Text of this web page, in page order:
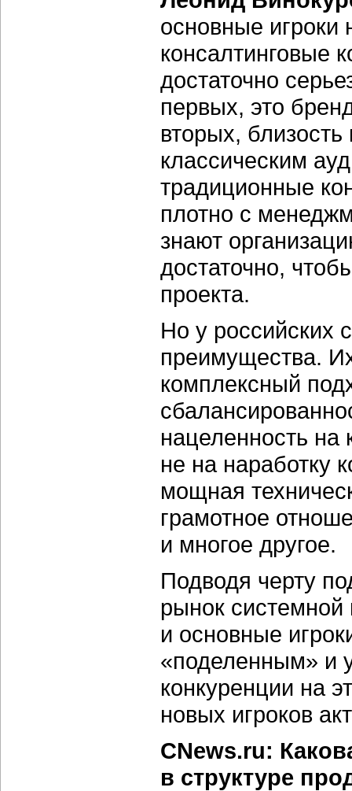
основные
консалтинговые
достаточно
первых, это
вторых, близость
классическим
традиционные
плотно с
знают
достаточно,
проекта.
Но у российских
преимущества.
комплексный
нацеленность на
не на наработку
мощная
грамотное
и многое другое.
Подводя черту
рынок системной
и основные
«поделенным» и
конкуренции на
новых игроков
CNews.ru:
в структуре